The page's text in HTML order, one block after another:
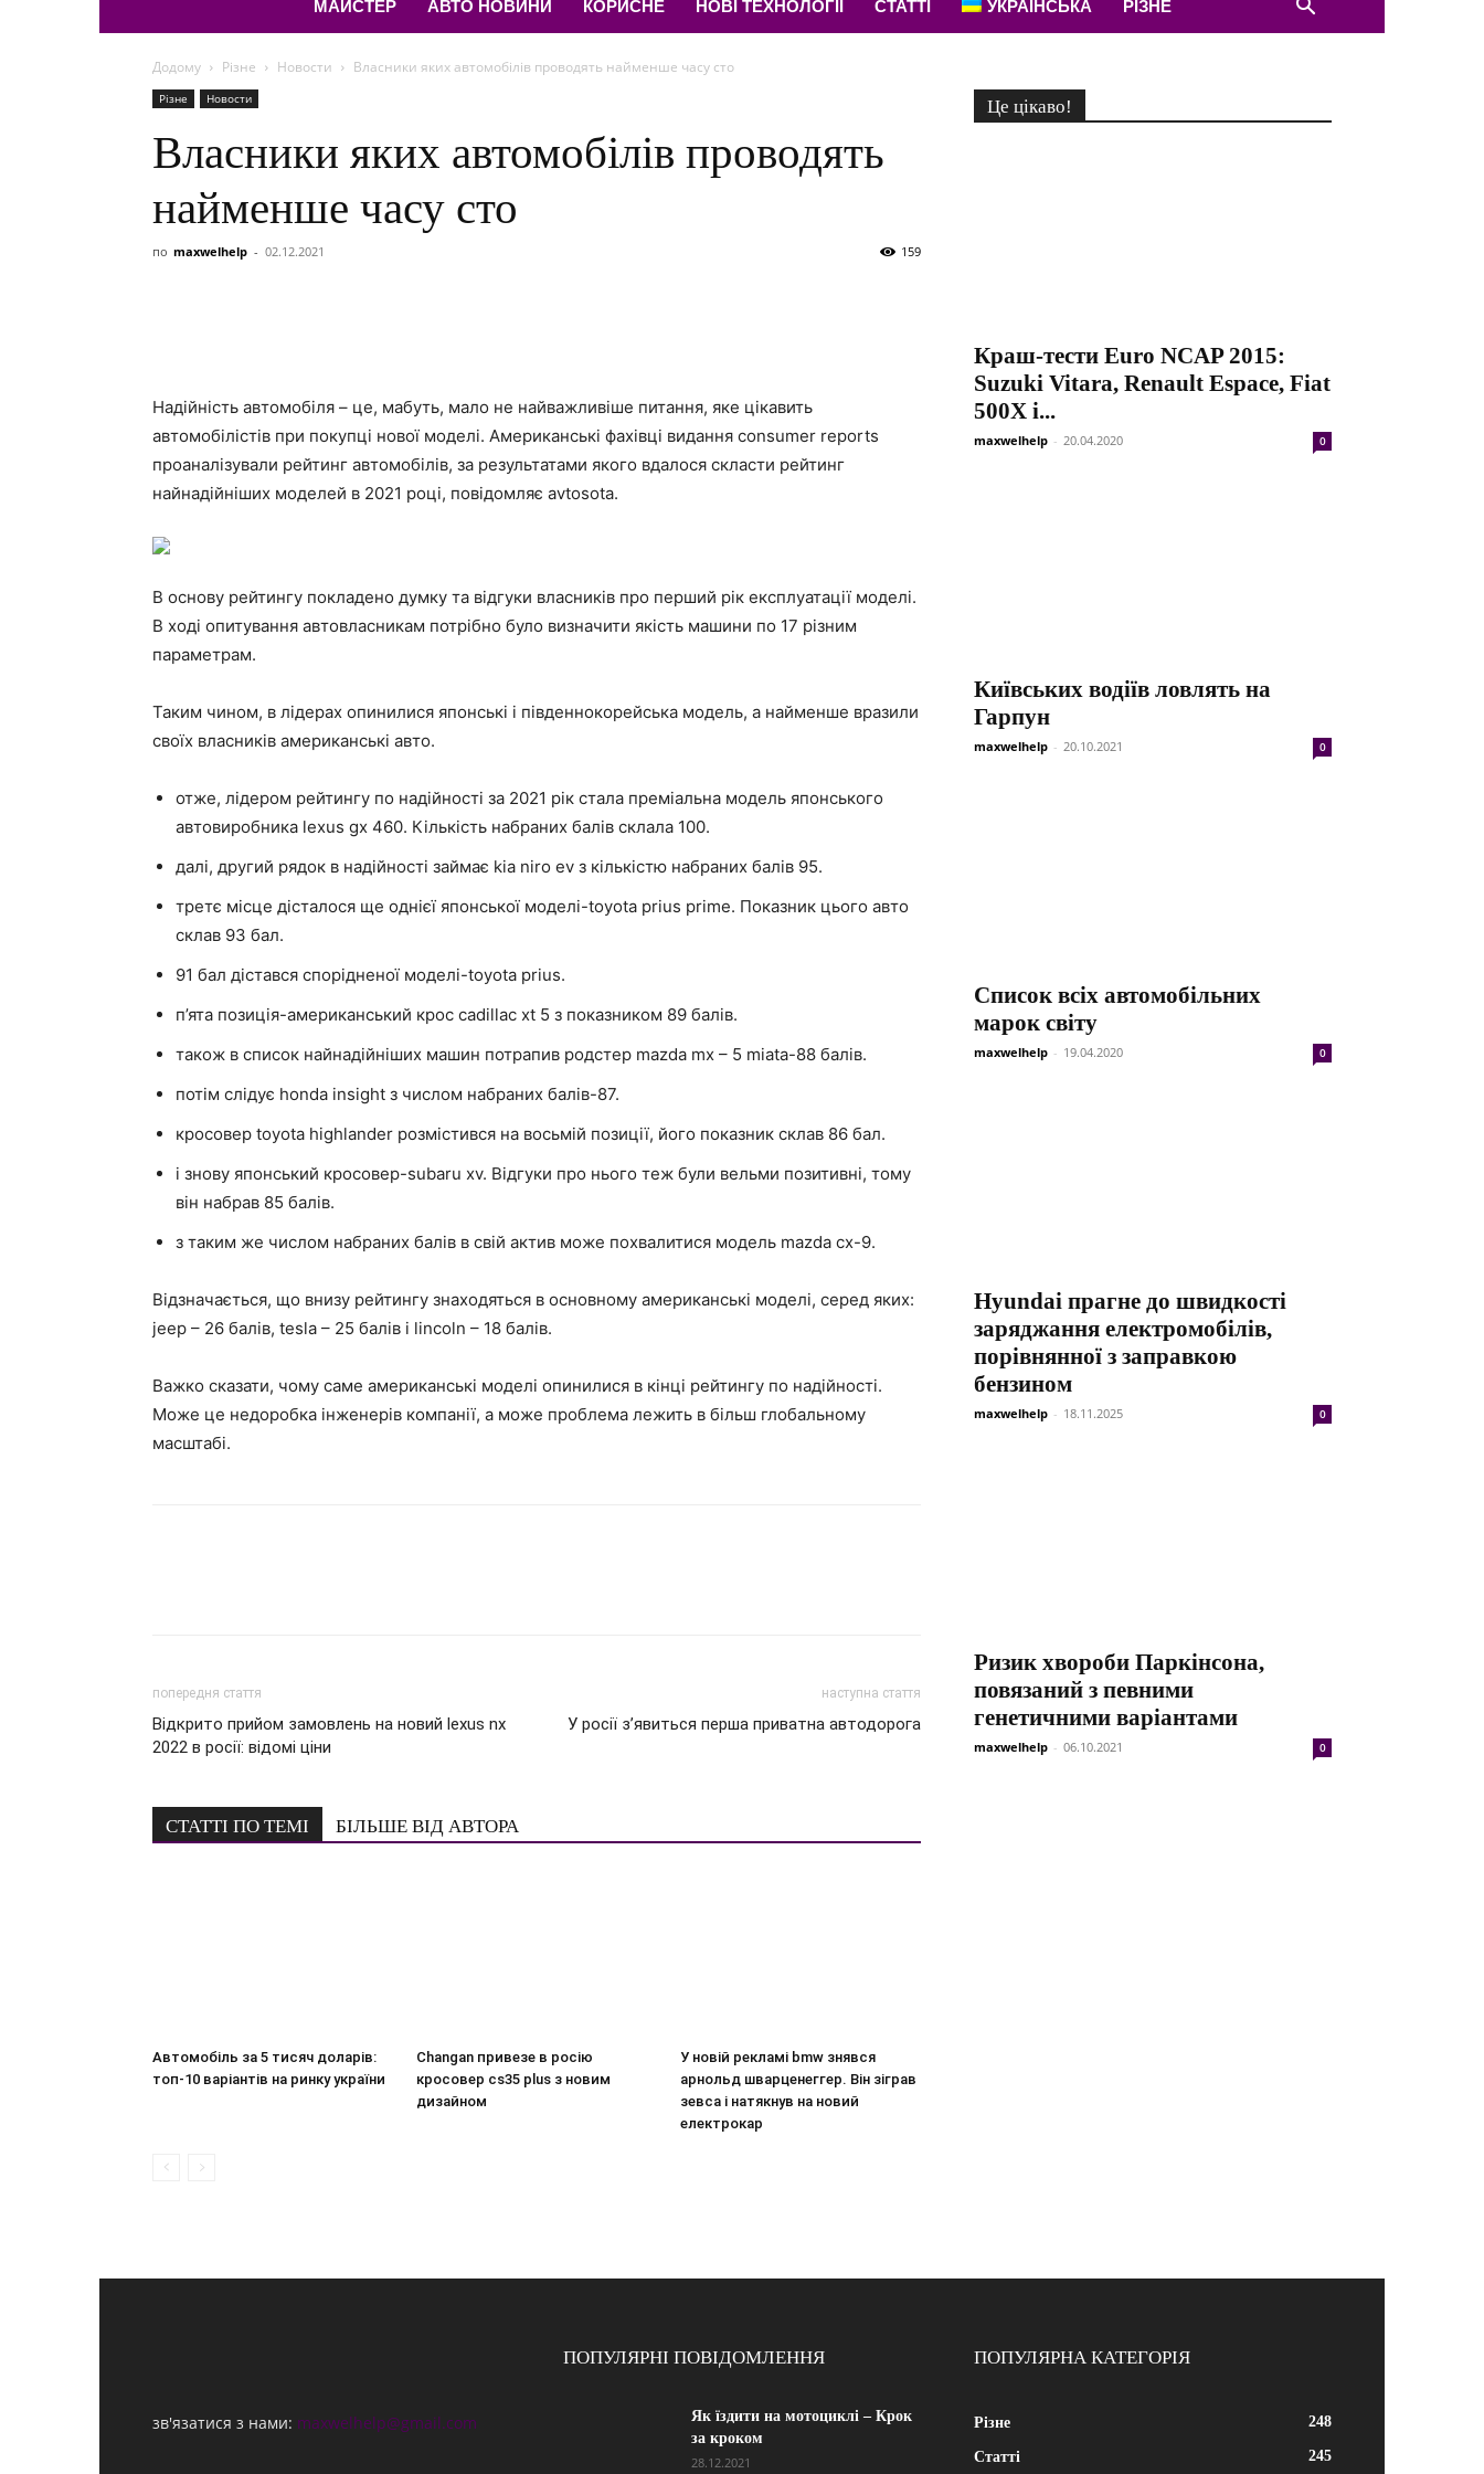
МАЙСТЕР АВТО НОВИНИ КОРИСНЕ НОВІ ТЕХНОЛОГІЇ СТАТТІ УКРАЇНСЬКА РІЗНЕ
Додому Різне Новости Власники яких автомобілів проводять найменше часу сто
Різне Новости
Власники яких автомобілів проводять
найменше часу сто
по maxwelhelp - 02.12.2021 159
Надійність автомобіля – це, мабуть, мало не найважливіше питання, яке цікавить
автомобілістів при покупці нової моделі. Американські фахівці видання consumer reports
проаналізували рейтинг автомобілів, за результатами якого вдалося скласти рейтинг
найнадійніших моделей в 2021 році, повідомляє avtosota.
В основу рейтингу покладено думку та відгуки власників про перший рік експлуатації моделі.
В ході опитування автовласникам потрібно було визначити якість машини по 17 різним
параметрам.
Таким чином, в лідерах опинилися японські і південнокорейська модель, а найменше вразили
своїх власників американські авто.
отже, лідером рейтингу по надійності за 2021 рік стала преміальна модель японського
автовиробника lexus gx 460. Кількість набраних балів склала 100.
далі, другий рядок в надійності займає kia niro ev з кількістю набраних балів 95.
третє місце дісталося ще однієї японської моделі-toyota prius prime. Показник цього авто
склав 93 бал.
91 бал дістався спорідненої моделі-toyota prius.
п’ята позиція-американський крос cadillac xt 5 з показником 89 балів.
також в список найнадійніших машин потрапив родстер mazda mx – 5 miata-88 балів.
потім слідує honda insight з числом набраних балів-87.
кросовер toyota highlander розмістився на восьмій позиції, його показник склав 86 бал.
і знову японський кросовер-subaru xv. Відгуки про нього теж були вельми позитивні, тому
він набрав 85 балів.
з таким же числом набраних балів в свій актив може похвалитися модель mazda cx-9.
Відзначається, що внизу рейтингу знаходяться в основному американські моделі, серед яких:
jeep – 26 балів, tesla – 25 балів і lincoln – 18 балів.
Важко сказати, чому саме американські моделі опинилися в кінці рейтингу по надійності.
Може це недоробка інженерів компанії, а може проблема лежить в більш глобальному
масштабі.
попередня стаття
Відкрито прийом замовлень на новий lexus nx
2022 в росії: відомі ціни
наступна стаття
У росії з’явиться перша приватна автодорога
СТАТТІ ПО ТЕМІ БІЛЬШЕ ВІД АВТОРА
Автомобіль за 5 тисяч доларів:
топ-10 варіантів на ринку україни
Changan привезе в росію
кросовер cs35 plus з новим
дизайном
У новій рекламі bmw знявся
арнольд шварценеггер. Він зіграв
зевса і натякнув на новий
електрокар
Це цікаво!
Краш-тести Euro NCAP 2015:
Suzuki Vitara, Renault Espace, Fiat
500X і...
maxwelhelp - 20.04.2020 0
Київських водіїв ловлять на
Гарпун
maxwelhelp - 20.10.2021 0
Список всіх автомобільних
марок світу
maxwelhelp - 19.04.2020 0
Hyundai прагне до швидкості
заряджання електромобілів,
порівнянної з заправкою
бензином
maxwelhelp - 18.11.2025 0
Ризик хвороби Паркінсона,
повязаний з певними
генетичними варіантами
maxwelhelp - 06.10.2021 0
зв'язатися з нами: maxwelhelp@gmail.com
ПОПУЛЯРНІ ПОВІДОМЛЕННЯ
Як їздити на мотоциклі – Крок
за кроком
28.12.2021
ПОПУЛЯРНА КАТЕГОРІЯ
Різне 248
Статті 245